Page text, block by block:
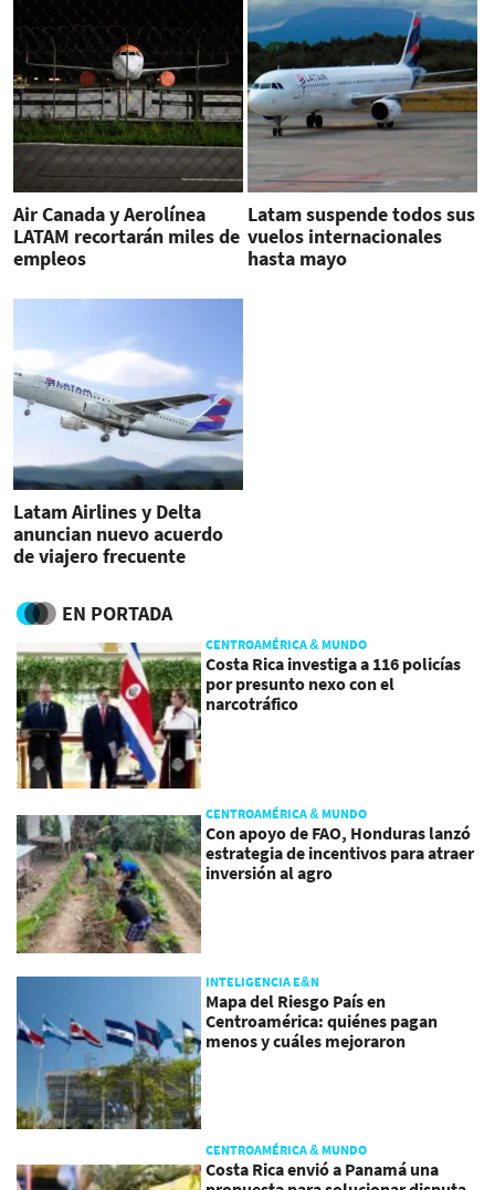
Air Canada y Aerolínea
LATAM recortarán miles de
empleos
Latam suspende todos sus
vuelos internacionales
hasta mayo
Latam Airlines y Delta
anuncian nuevo acuerdo
de viajero frecuente
EN PORTADA
CENTROAMÉRICA & MUNDO
Costa Rica investiga a 116 policías
por presunto nexo con el
narcotráfico
CENTROAMÉRICA & MUNDO
Con apoyo de FAO, Honduras lanzó
estrategia de incentivos para atraer
inversión al agro
INTELIGENCIA E&N
Mapa del Riesgo País en
Centroamérica: quiénes pagan
menos y cuáles mejoraron
CENTROAMÉRICA & MUNDO
Costa Rica envió a Panamá una